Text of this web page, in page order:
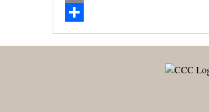
Email
Share